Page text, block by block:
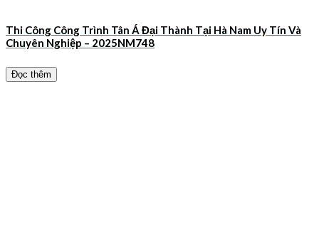
Thi Công Công Trình Tân Á Đại Thành Tại Hà Nam Uy Tín Và
Chuyên Nghiệp – 2025NM748
Đọc thêm